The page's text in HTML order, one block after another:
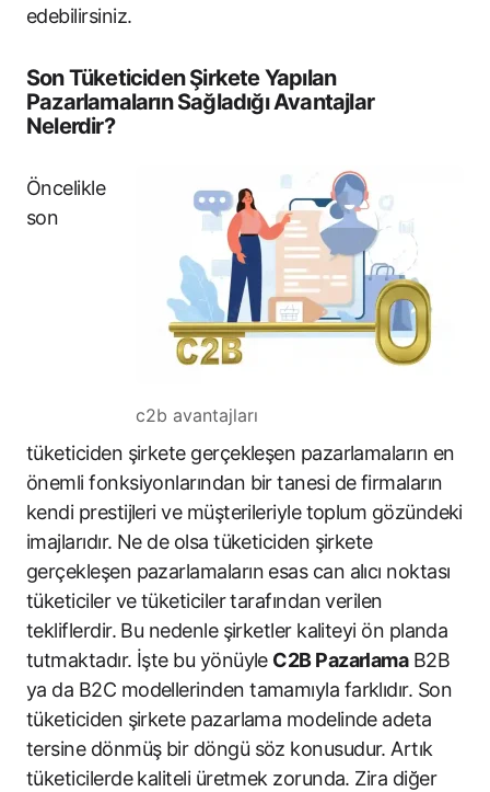
edebilirsiniz.
Son Tüketiciden Şirkete Yapılan
Pazarlamaların Sağladığı Avantajlar
Nelerdir?
c2b avantajları
Öncelikle
son
tüketiciden şirkete gerçekleşen pazarlamaların en
önemli fonksiyonlarından bir tanesi de firmaların
kendi prestijleri ve müşterileriyle toplum gözündeki
imajlarıdır. Ne de olsa tüketiciden şirkete
gerçekleşen pazarlamaların esas can alıcı noktası
tüketiciler ve tüketiciler tarafından verilen
tekliflerdir. Bu nedenle şirketler kaliteyi ön planda
tutmaktadır. İşte bu yönüyle C2B PazarlamaB2B
ya da B2C modellerinden tamamıyla farklıdır. Son
tüketiciden şirkete pazarlama modelinde adeta
tersine dönmüş bir döngü söz konusudur. Artık
tüketicilerde kaliteli üretmek zorunda. Zira diğer